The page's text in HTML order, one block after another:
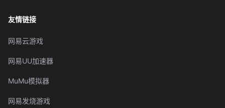
友情链接
网易云游戏
网易UU加速器
MuMu模拟器
网易发烧游戏